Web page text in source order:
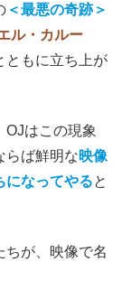
＜最悪の奇跡＞
ル・カルー
ともに立ち上が
OJはこの現象
らば鮮明な映像
になってやると
ちが、映像で名